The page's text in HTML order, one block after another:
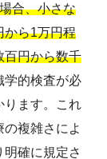
合、小さな
から1万円程
百円から数千
学的検査が必
ります。これ
複雑さによ
確に規定さ